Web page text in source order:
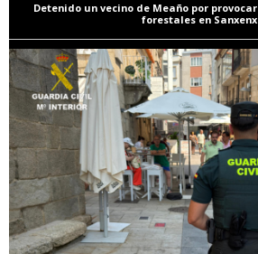
Detenido un vecino de Meaño por
forestales en